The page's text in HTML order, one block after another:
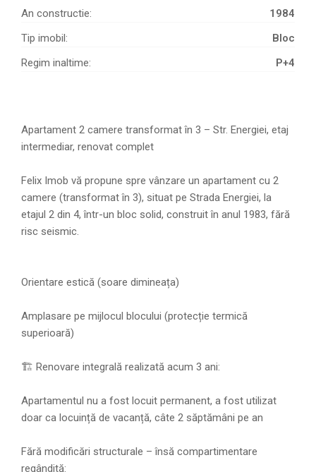
An constructie:
1984
Tip imobil:
Bloc
Regim inaltime:
P+4
Apartament 2 camere transformat în 3 – Str. Energiei, etaj
intermediar, renovat complet
Felix Imob vă propune spre vânzare un apartament cu 2
camere (transformat în 3), situat pe Strada Energiei, la
etajul 2 din 4, într-un bloc solid, construit în anul 1983, fără
risc seismic.
Orientare estică (soare dimineața)
Amplasare pe mijlocul blocului (protecție termică
superioară)
🏗 Renovare integrală realizată acum 3 ani:
Apartamentul nu a fost locuit permanent, a fost utilizat
doar ca locuință de vacanță, câte 2 săptămâni pe an
Fără modificări structurale – însă compartimentare
regândită: